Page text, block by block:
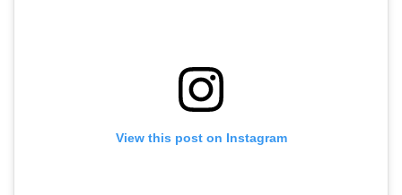
View this post on Instagram